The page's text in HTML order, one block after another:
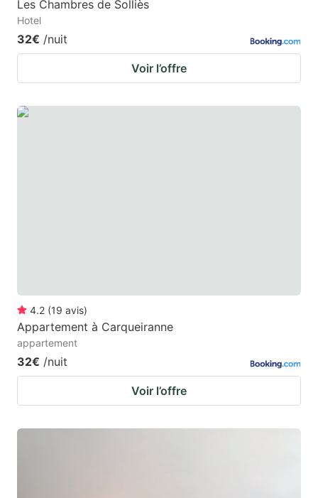
Les Chambres de Solliès
Hotel
32€ /nuit
Voir l’offre
4.2 (19 avis)
Appartement à Carqueiranne
appartement
32€ /nuit
Voir l’offre